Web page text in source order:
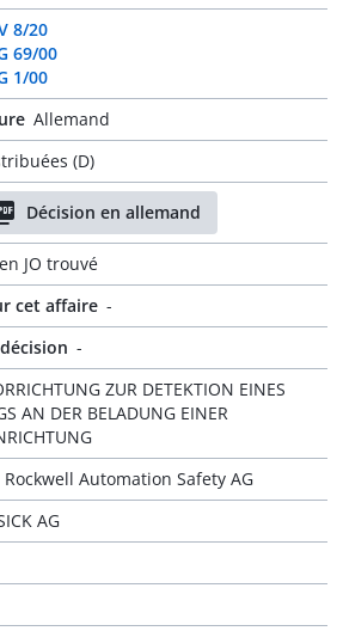
8/20
69/00
1/00
Allemand
(D)
Décision en allemand
JO trouvé
cet affaire -
-
ZUR DETEKTION EINES
AN DER BELADUNG EINER
Rockwell Automation Safety AG
AG